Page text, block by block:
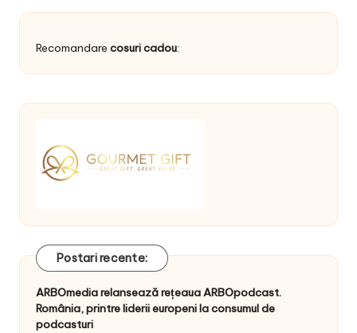
Recomandare cosuri cadou:
Postari recente:
ARBOmedia relansează rețeaua ARBOpodcast.
România, printre liderii europeni la consumul de
podcasturi